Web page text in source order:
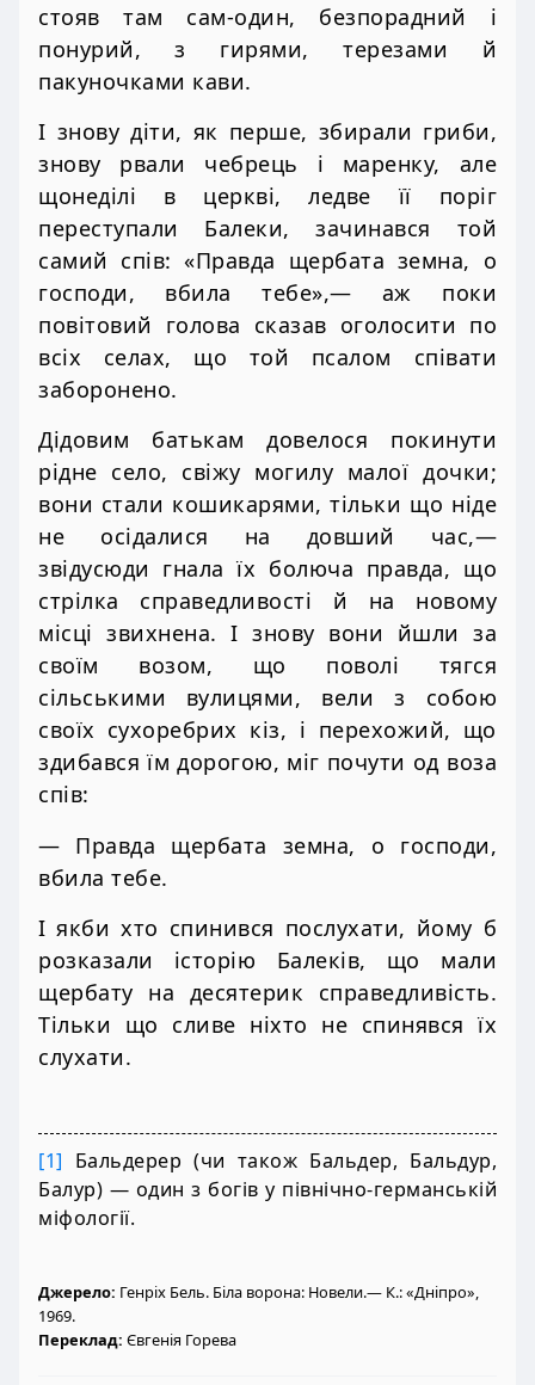
стояв там сам-один, безпорадний і
понурий, з гирями, терезами й
пакуночками кави.
І знову діти, як перше, збирали гриби,
знову рвали чебрець і маренку, але
щонеділі в церкві, ледве її поріг
переступали Балеки, зачинався той
самий спів: «Правда щербата земна, о
господи, вбила тебе»,— аж поки
повітовий голова сказав оголосити по
всіх селах, що той псалом співати
заборонено.
Дідовим батькам довелося покинути
рідне село, свіжу могилу малої дочки;
вони стали кошикарями, тільки що ніде
не осідалися на довший час,—
звідусюди гнала їх болюча правда, що
стрілка справедливості й на новому
місці звихнена. І знову вони йшли за
своїм возом, що поволі тягся
сільськими вулицями, вели з собою
своїх сухоребрих кіз, і перехожий, що
здибався їм дорогою, міг почути од воза
спів:
— Правда щербата земна, о господи,
вбила тебе.
І якби хто спинився послухати, йому б
розказали історію Балеків, що мали
щербату на десятерик справедливість.
Тільки що сливе ніхто не спинявся їх
слухати.
[1] Бальдерер (чи також Бальдер, Бальдур,
Балур) — один з богів у північно-германській
міфології.
Джерело: Генріх Бель. Біла ворона: Новели.— К.: «Дніпро»,
1969.
Переклад: Євгенія Горева